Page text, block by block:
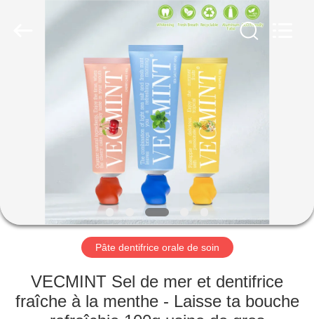
PRODUITS
AU
SUJET
NOUS
Pâte dentifrice orale de soin
VECMINT Sel de mer et dentifrice
fraîche à la menthe - Laisse ta bouche